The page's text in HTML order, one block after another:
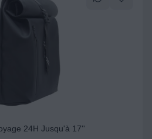
24H Jusqu'à 17''